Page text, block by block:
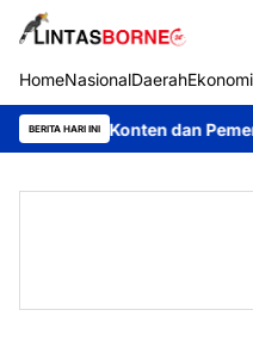
HomeNasionalDaerahEkonomi
BERITA HARI INI
Konten dan Pemeran